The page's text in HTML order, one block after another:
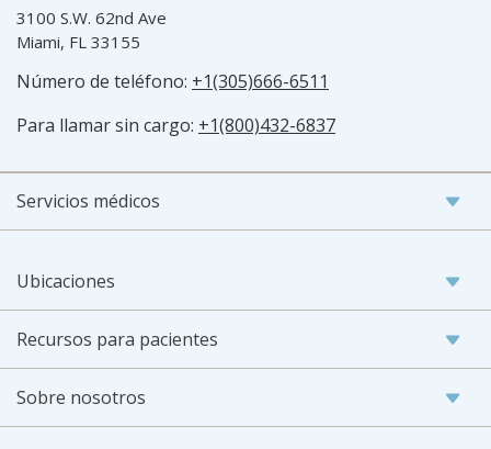
3100 S.W. 62nd Ave
Miami, FL 33155
Número de teléfono: +1(305)666-6511
Para llamar sin cargo: +1(800)432-6837
Servicios médicos
Ubicaciones
Recursos para pacientes
Sobre nosotros